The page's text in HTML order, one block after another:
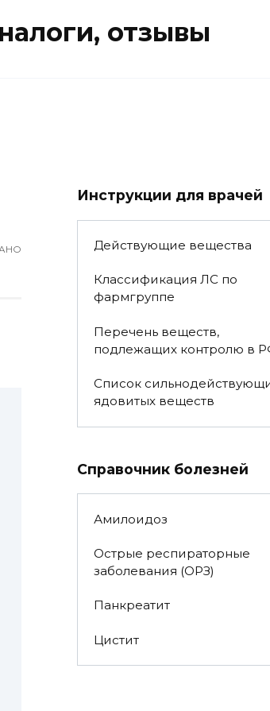
отзывы
Инструкции для врачей
Действующие вещества
Классификация ЛС по
фармгруппе
Перечень веществ,
подлежащих контролю в
Список
ядовитых веществ
Справочник болезней
Амилоидоз
Острые респираторные
заболевания (ОРЗ)
Панкреатит
Цистит